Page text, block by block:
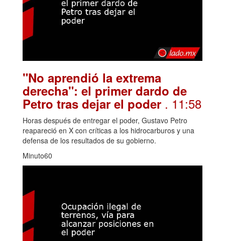
"No aprendió la extrema
derecha": el primer dardo de
Petro tras dejar el poder . 11:58
Horas después de entregar el poder, Gustavo Petro
reapareció en X con críticas a los hidrocarburos y una
defensa de los resultados de su gobierno.
Minuto60